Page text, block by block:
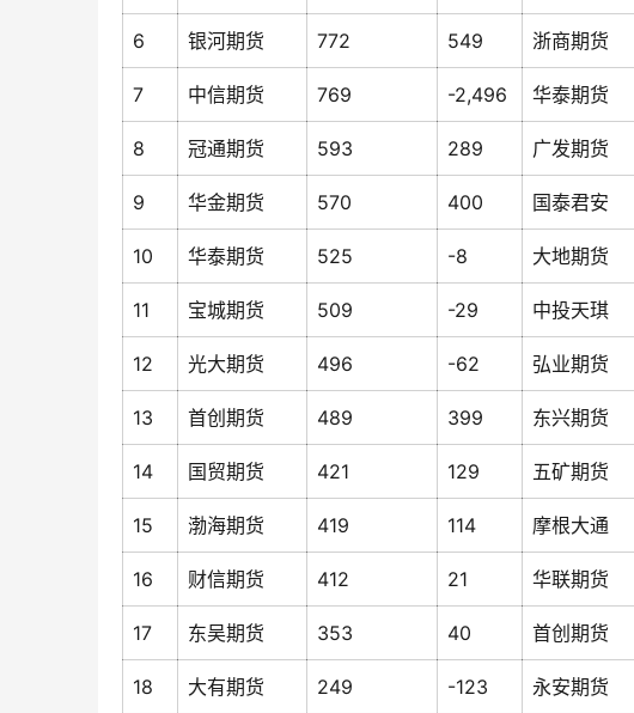
6 银河期货 772 549 浙商期货
7 中信期货 769 -2,496 华泰期货
8 冠通期货 593 289 广发期货
9 华金期货 570 400 国泰君安
10 华泰期货 525 -8 大地期货
11 宝城期货 509 -29 中投天琪
12 光大期货 496 -62 弘业期货
13 首创期货 489 399 东兴期货
14 国贸期货 421 129 五矿期货
15 渤海期货 419 114 摩根大通
16 财信期货 412 21 华联期货
17 东吴期货 353 40 首创期货
18 大有期货 249 -123 永安期货